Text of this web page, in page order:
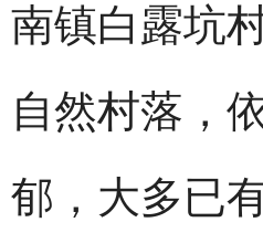
南镇白露坑
自然村落，
郁，大多已